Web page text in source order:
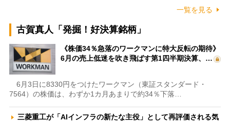
一覧を見る
古賀真人「発掘！好決算銘柄」
《株価34％急落のワークマンに特大反転の期待》
6月の売上低迷を吹き飛ばす第1四半期決算、…
6月3日に8330円をつけたワークマン（東証スタンダード・
7564）の株価は、わずか1カ月あまりで約34％下落…
三菱重工が「AIインフラの新たな主役」として再評価される気